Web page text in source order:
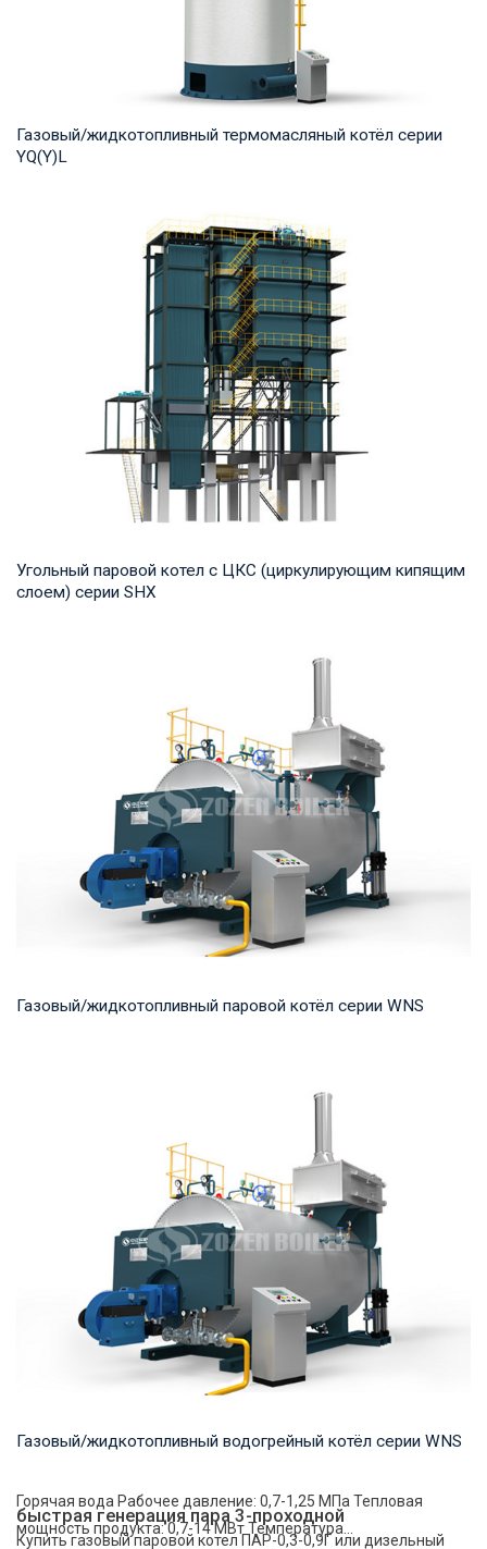
Газовый/жидкотопливный термомасляный котёл серии
YQ(Y)L
мощность продукта: 7,000-29,000 кВт Температ...
Угольный паровой котел с ЦКС (циркулирующим кипящим
слоем) серии SHX
продукта: 10-75 т/ч Температура на выход...
Газовый/жидкотопливный паровой котёл серии WNS
продукта: 1-20 т/ч Температура на выходе: ...
Газовый/жидкотопливный водогрейный котёл серии WNS
Горячая вода Рабочее давление: 0,7-1,25 МПа Тепловая
мощность продукта: 0,7-14 МВт Температура...
быстрая генерация пара 3-проходной
Купить газовый паровой котел ПАР-0,3-0,9Г или дизельный